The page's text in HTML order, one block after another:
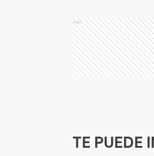
Ads
TE PUEDE